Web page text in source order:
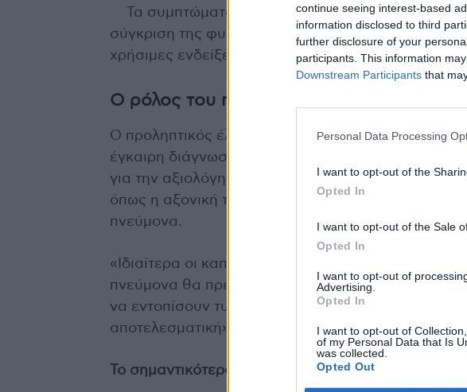
continue seeing interest-based
information disclosed to third
further disclosure of your
participants. This information
Downstream Participants that
Personal Data Processing
I want to opt-out of the
Opted In
I want to opt-out of the Sale
Opted In
I want to opt-out of
Advertising.
Opted In
I want to opt-out of
of my Personal Data that Is
was collected.
Opted Out
Τα συμπτώματα αυτά μπορεί να είναι
σύγκριση της φυσικής κατάστασης με την
χρήσιμες ενδείξεις.
Ο ρόλος του προληπτικού ελέγχου στους
Ο προληπτικός έλεγχος του αναπνευστικού
έγκαιρη διάγνωση και την αποτελεσματική
για την αξιολόγηση της λειτουργίας των
όπως η αξονική τομογραφία χαμηλής δόσης
πνεύμονα.
«Ιδιαίτερα οι καπνιστές και τα άτομα με
πνεύμονα θα πρέπει να εντάξουν τον προληπτικό
να εντοπίσουν τυχόν προβλήματα σε αρχικό στάδιο,
αποτελεσματική» τονίζει ο ειδικός.
Το σημαντικότερο βήμα